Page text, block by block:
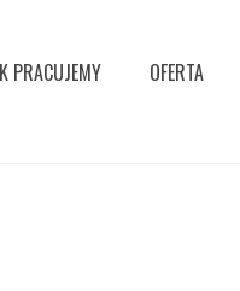
PRACUJEMY OFERTA